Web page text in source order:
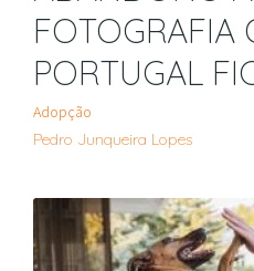
Adopção
Pedro Junqueira Lopes
FOTOGRAFIA
PORTUGAL